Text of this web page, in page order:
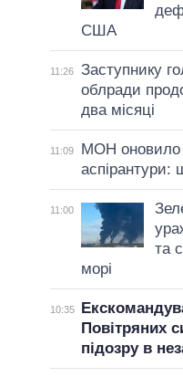
США
11:26
Заступнику
облради
два місяці
11:09
МОН оновило
аспірантури:
11:00
та
морі
10:35
Повітряних
підозру в